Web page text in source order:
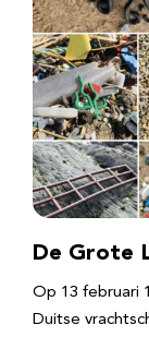
De Grote
Op 13 februari
Duitse